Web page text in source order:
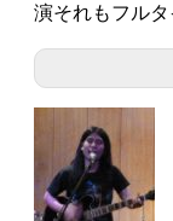
演それもフル